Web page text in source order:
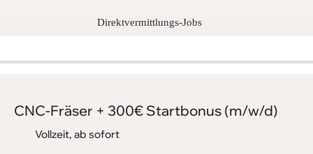
Direktvermittlungs-Jobs
CNC-Fräser + 300€ Start­bonus (m/w/d)
Vollzeit, ab sofort
Impressum
FAQ